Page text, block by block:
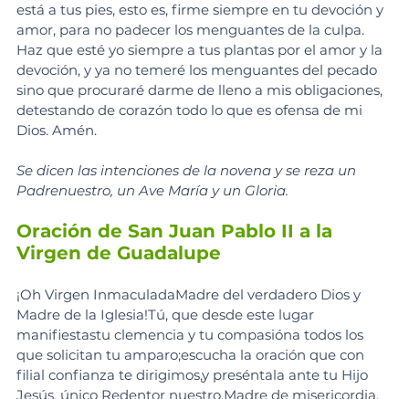
está a tus pies, esto es, firme siempre en tu devoción y
amor, para no padecer los menguantes de la culpa.
Haz que esté yo siempre a tus plantas por el amor y la
devoción, y ya no temeré los menguantes del pecado
sino que procuraré darme de lleno a mis obligaciones,
detestando de corazón todo lo que es ofensa de mi
Dios. Amén.
Se dicen las intenciones de la novena y se reza un
Padrenuestro, un Ave María y un Gloria.
Oración de San Juan Pablo II a la
Virgen de Guadalupe
¡Oh Virgen InmaculadaMadre del verdadero Dios y
Madre de la Iglesia!Tú, que desde este lugar
manifiestastu clemencia y tu compasióna todos los
que solicitan tu amparo;escucha la oración que con
filial confianza te dirigimos,y preséntala ante tu Hijo
Jesús, único Redentor nuestro.Madre de misericordia,